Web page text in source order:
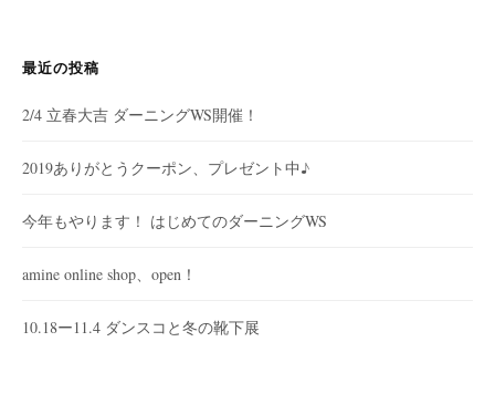
最近の投稿
2/4 立春大吉 ダーニングWS開催！
2019ありがとうクーポン、プレゼント中♪
今年もやります！ はじめてのダーニングWS
amine online shop、open！
10.18ー11.4 ダンスコと冬の靴下展